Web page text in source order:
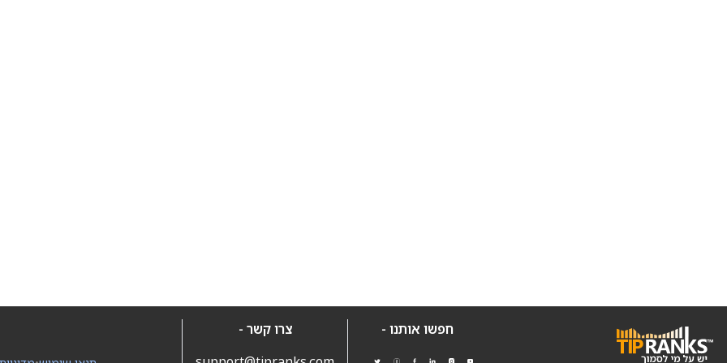
חפשו אותנו -
צרו קשר -